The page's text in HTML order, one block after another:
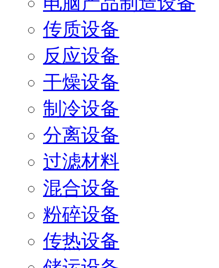
传质设备
反应设备
干燥设备
制冷设备
分离设备
过滤材料
混合设备
粉碎设备
传热设备